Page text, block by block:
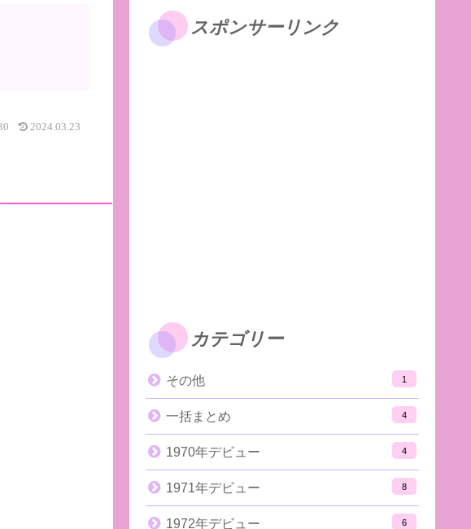
2024.03.23
スポンサーリンク
カテゴリー
その他 1
一括まとめ 4
1970年デビュー 4
1971年デビュー 8
1972年デビュー 6